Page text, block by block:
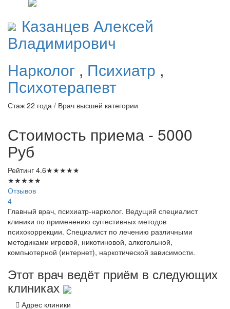
Казанцев Алексей
Владимирович
Нарколог , Психиатр ,
Психотерапевт
Стаж 22 года / Врач высшей категории
Стоимость приема - 5000
Руб
Рейтинг 4.6★★★★★
★★★★★
Отзывов
4
Главный врач, психиатр-нарколог. Ведущий специалист
клиники по применению суггестивных методов
психокоррекции. Специалист по лечению различными
методиками игровой, никотиновой, алкогольной,
компьютерной (интернет), наркотической зависимости.
Этот врач ведёт приём в следующих
клиниках
Адрес клиники